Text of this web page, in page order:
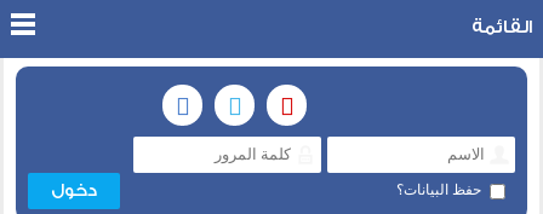
حفظ البيانات؟
القائمة